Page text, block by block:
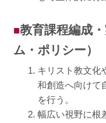
教育課程編成
ム・ポリシー）
キリスト教文化
和創造へ向けて
を行う。
幅広い視野に根